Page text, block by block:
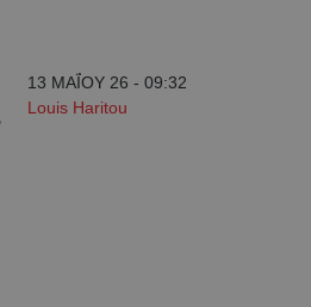
13 ΜΑΪ́ΟΥ 26 - 09:32
Louis Haritou